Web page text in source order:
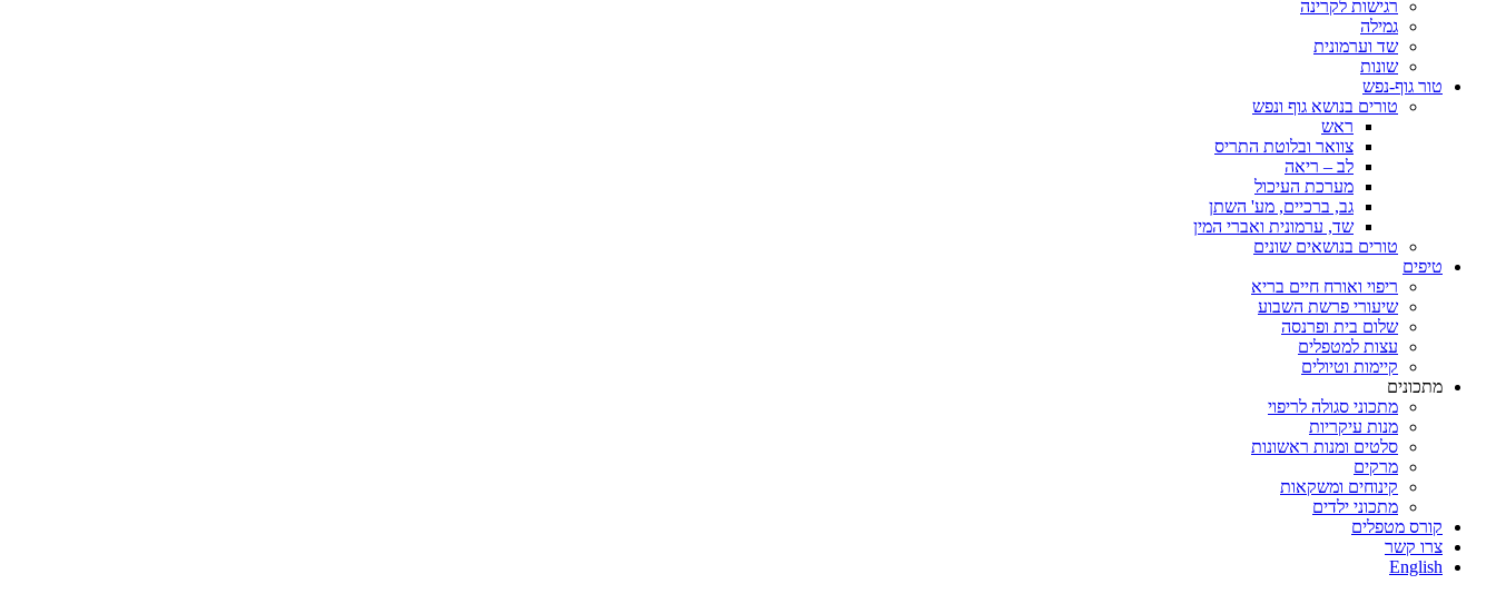
רגישות לקרינה
גמילה
שד וערמונית
שונות
טור גוף-נפש
טורים בנושא גוף ונפש
ראש
צוואר ובלוטת התריס
לב – ריאה
מערכת העיכול
גב, ברכיים, מע' השתן
שד, ערמונית ואברי המין
טורים בנושאים שונים
טיפים
ריפוי ואורח חיים בריא
שיעורי פרשת השבוע
שלום בית ופרנסה
עצות למטפלים
קיימות וטיולים
מתכונים
מתכוני סגולה לריפוי
מנות עיקריות
סלטים ומנות ראשונות
מרקים
קינוחים ומשקאות
מתכוני ילדים
קורס מטפלים
צרו קשר
English